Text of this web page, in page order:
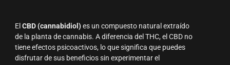
El CBD (cannabidiol)es un compuesto natural extraído
de la planta de cannabis. A diferencia del THC, el CBD no
tiene efectos psicoactivos, lo que significa que puedes
disfrutar de sus beneficios sin experimentar el